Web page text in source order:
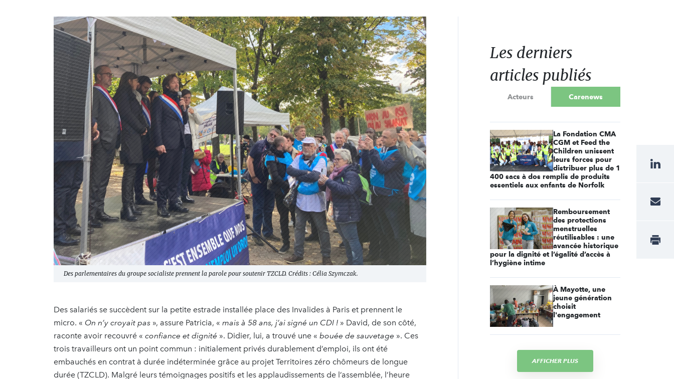
Des parlementaires du groupe socialiste prennent la parole pour soutenir TZCLD. Crédits : Célia Szymczak.
Des salariés se succèdent sur la petite estrade installée place des Invalides à Paris et prennent le
micro. « On n’y croyait pas », assure Patricia, « mais à 58 ans, j’ai signé un CDI ! » David, de son côté,
raconte avoir recouvré « confiance et dignité ». Didier, lui, a trouvé une « bouée de sauvetage ». Ces
trois travailleurs ont un point commun : initialement privés durablement d’emploi, ils ont été
embauchés en contrat à durée indéterminée grâce au projet Territoires zéro chômeurs de longue
durée (TZCLD). Malgré leurs témoignages positifs et les applaudissements de l’assemblée, l’heure
Les derniers
articles publiés
Acteurs Carenews
La Fondation CMA
CGM et Feed the
Children unissent
leurs forces pour
distribuer plus de 1
400 sacs à dos remplis de produits
essentiels aux enfants de Norfolk
Remboursement
des protections
menstruelles
réutilisables : une
avancée historique
pour la dignité et l’égalité d’accès à
l’hygiène intime
À Mayotte, une
jeune génération
choisit
l'engagement
AFFICHER PLUS